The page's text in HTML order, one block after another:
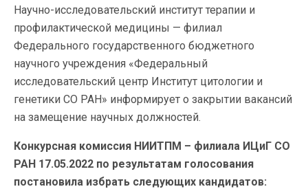
Научно-исследовательский институт терапии и
профилактической медицины — филиал
Федерального государственного бюджетного
научного учреждения «Федеральный
исследовательский центр Институт цитологии и
генетики СО РАН» информирует о закрытии вакансий
на замещение научных должностей.
Конкурсная комиссия НИИТПМ – филиала ИЦиГ СО
РАН 17.05.2022 по результатам голосования
постановила избрать следующих кандидатов: